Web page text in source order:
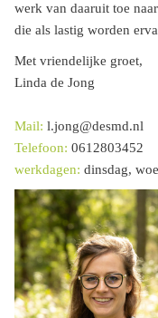
werk van daaruit toe
die als lastig worden
Met vriendelijke groet,
Linda de Jong
Mail: l.jong@desmd.nl
Telefoon: 0612803452
werkdagen: dinsdag,